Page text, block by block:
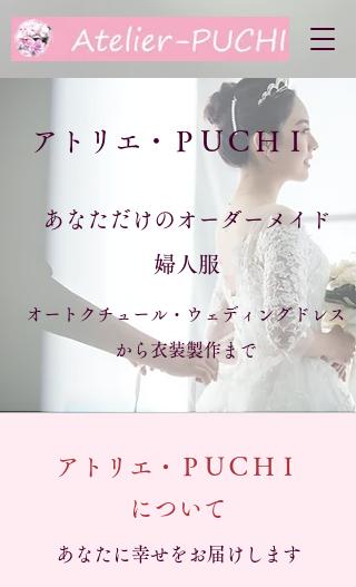
アトリエ・ＰＵＣＨＩ
について
あなたに幸せをお届けします
アトリエ・ＰＵＣＨＩ
あなただけのオーダーメイド
婦人服
オートクチュール・ウェディングドレス
から衣装製作まで